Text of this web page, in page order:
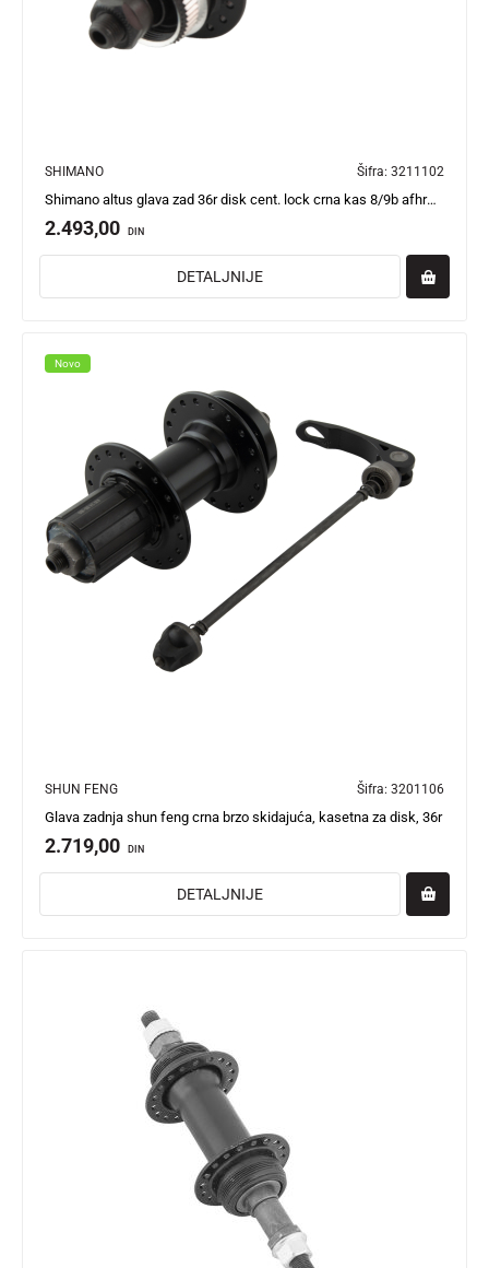
SHIMANO Šifra: 3211102
Shimano altus glava zad 36r disk cent. lock crna kas 8/9b afhrm35azlbl
2.493,00 DIN
DETALJNIJE
Novo
SHUN FENG Šifra: 3201106
Glava zadnja shun feng crna brzo skidajuća, kasetna za disk, 36r
2.719,00 DIN
DETALJNIJE